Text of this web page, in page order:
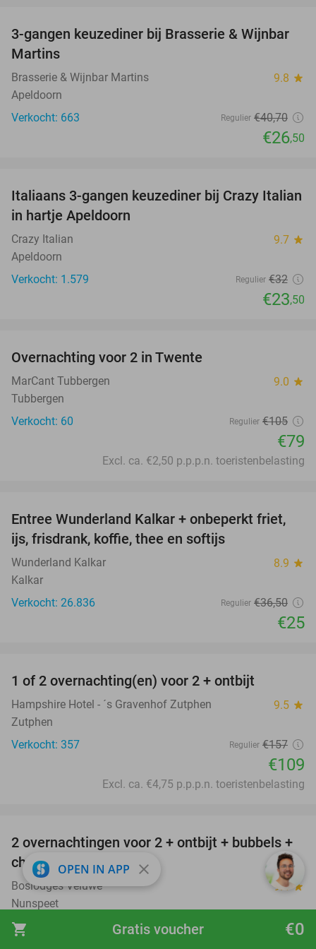
shopping_cart €0
Gratis voucher
35%
3-gangen keuzediner bij Brasserie & Wijnbar
Martins
Brasserie & Wijnbar Martins 9.8 star
Apeldoorn
Verkocht: 663
Regulier €40,70
€26,50
27%
Italiaans 3-gangen keuzediner bij Crazy Italian
in hartje Apeldoorn
Crazy Italian 9.7 star
Apeldoorn
Verkocht: 1.579
Regulier €32
€23,50
Overnachting voor 2 in Twente
MarCant Tubbergen 9.0 star
Tubbergen
Verkocht: 60
Regulier €105
€79
Excl. ca. €2,50 p.p.p.n. toeristenbelasting
32%
Entree Wunderland Kalkar + onbeperkt friet,
ijs, frisdrank, koffie, thee en softijs
Wunderland Kalkar 8.9 star
Kalkar
Verkocht: 26.836
Regulier €36,50
€25
1 of 2 overnachting(en) voor 2 + ontbijt
Hampshire Hotel - ´s Gravenhof Zutphen 9.5 star
Zutphen
Verkocht: 357
Regulier €157
€109
Excl. ca. €4,75 p.p.p.n. toeristenbelasting
40%
2 overnachtingen voor 2 + ontbijt + bubbels +
chocola + e-bikes
Boslodges Veluwe 9.4 star
Nunspeet
Verkocht: 118
€411
OPEN IN APP close